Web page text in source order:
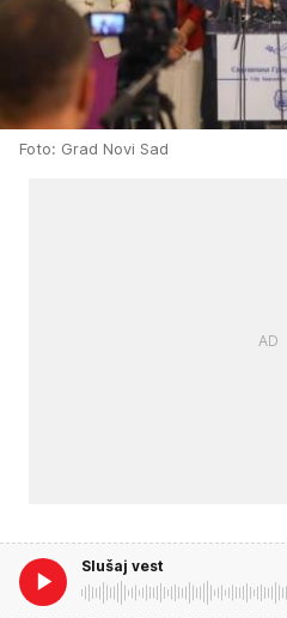
Foto: Grad Novi Sad
Slušaj vest